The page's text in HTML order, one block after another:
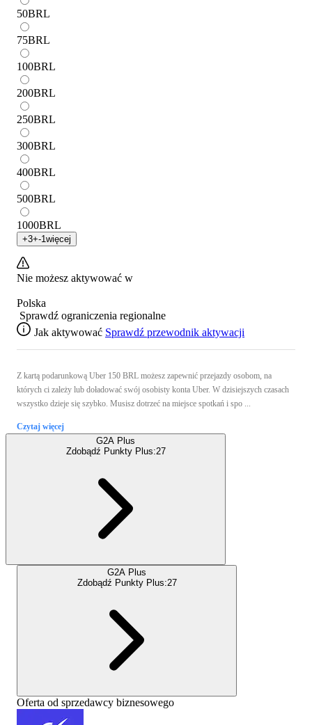
50BRL
75BRL
100BRL
200BRL
250BRL
300BRL
400BRL
500BRL
1000BRL
+3+-1 więcej
Nie możesz aktywować w
Polska
Sprawdź ograniczenia regionalne
Jak aktywować Sprawdź przewodnik aktywacji
Z kartą podarunkową Uber 150 BRL możesz zapewnić przejazdy osobom, na
których ci zależy lub doładować swój osobisty konta Uber. W dzisiejszych czasach
wszystko dzieje się szybko. Musisz dotrzeć na miejsce spotkań i spo ...
Czytaj więcej
G2A Plus
Zdobądź Punkty Plus:27
G2A Plus
Zdobądź Punkty Plus:27
Oferta od sprzedawcy biznesowego